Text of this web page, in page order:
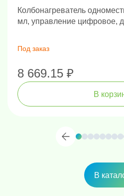
Колбонагреватель
мл, управление цифровое,
Под заказ
8 669.15 ₽
В
В